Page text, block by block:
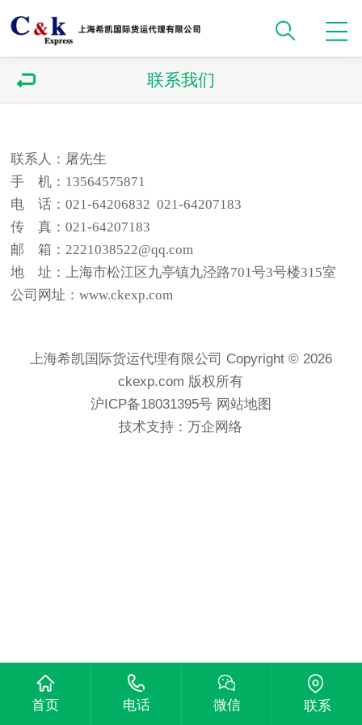
联系我们
联系人：屠先生
手 机：13564575871
电 话：021-64206832 021-64207183
传 真：021-64207183
邮 箱：2221038522@qq.com
地 址：上海市松江区九亭镇九泾路701号3号楼315室
公司网址：www.ckexp.com
上海希凯国际货运代理有限公司 Copyright © 2026
ckexp.com 版权所有
沪ICP备18031395号 网站地图
技术支持：万企网络
首页 电话 微信 联系